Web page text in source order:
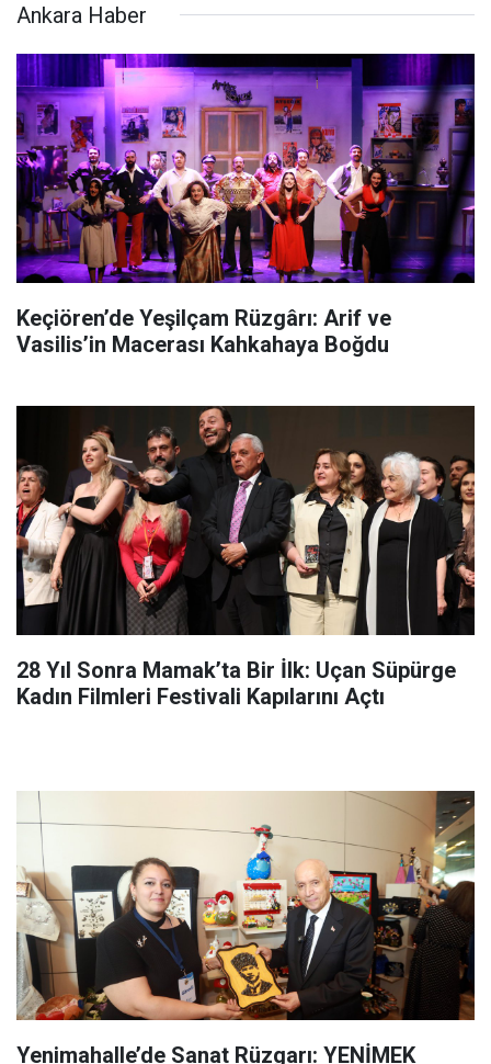
Ankara Haber
Keçiören’de Yeşilçam Rüzgârı: Arif ve
Vasilis’in Macerası Kahkahaya Boğdu
28 Yıl Sonra Mamak’ta Bir İlk: Uçan Süpürge
Kadın Filmleri Festivali Kapılarını Açtı
Yenimahalle’de Sanat Rüzgarı: YENİMEK